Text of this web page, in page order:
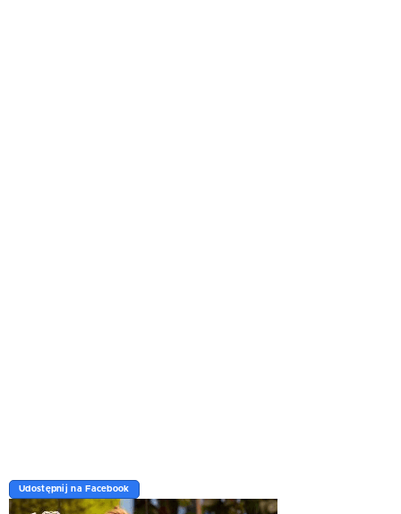
Udostępnij na Facebook